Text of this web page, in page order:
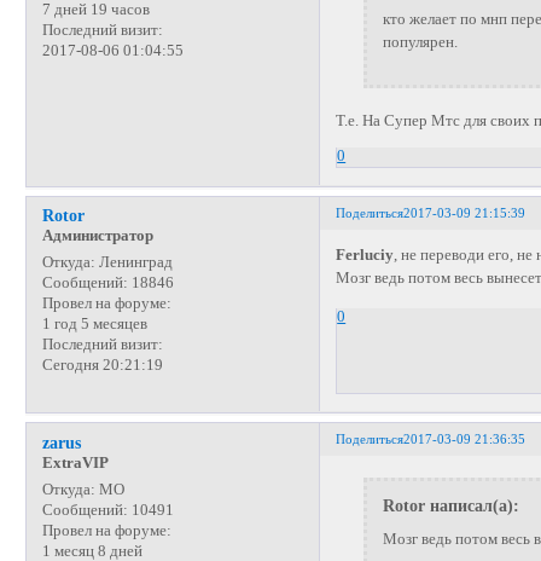
7 дней 19 часов
Последний визит:
2017-08-06 01:04:55
кто желает по мнп
популярен.
Т.е. На Супер Мтс для своих
0
Поделиться2017-03-09 21:15:39
Rotor
Администратор
Откуда: Ленинград
Сообщений: 18846
Провел на форуме:
1 год 5 месяцев
Последний визит:
Сегодня 20:21:19
Ferluciy, не переводи его, не
Мозг ведь потом весь
0
Поделиться2017-03-09 21:36:35
zarus
ExtraVIP
Откуда: МО
Сообщений: 10491
Провел на форуме:
1 месяц 8 дней
Rotor написал(а):
Мозг ведь потом весь